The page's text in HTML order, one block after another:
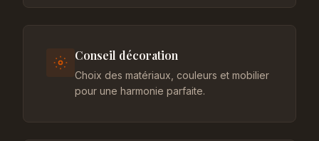
Conseil décoration
Choix des matériaux, couleurs et mobilier
pour une harmonie parfaite.